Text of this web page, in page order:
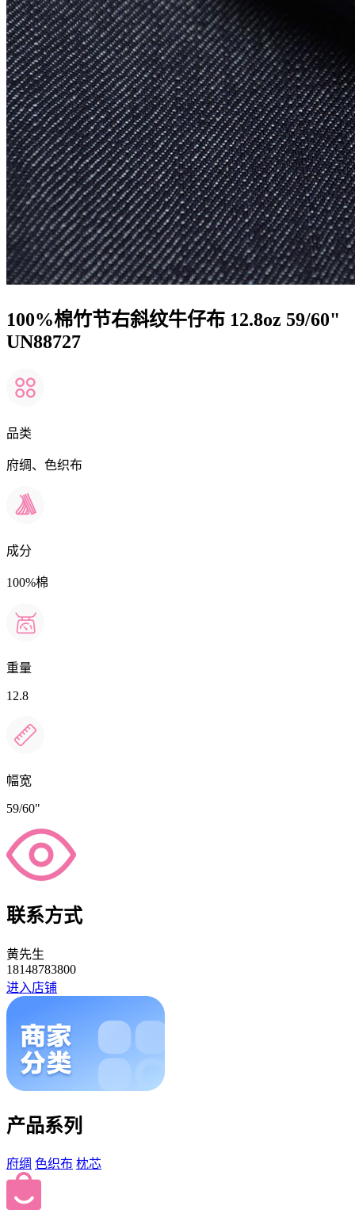
100%棉竹节右斜纹牛仔布 12.8oz 59/60"
UN88727
品类
府绸、色织布
成分
100%棉
重量
12.8
幅宽
59/60"
联系方式
黄先生
18148783800
进入店铺
产品系列
府绸 色织布 枕芯